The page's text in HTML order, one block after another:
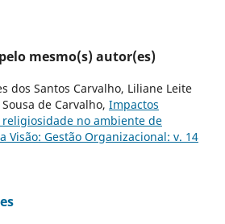
mesmo(s) autor(es)
dos Santos Carvalho, Liliane Leite
de Carvalho, Impactos
religiosidade no ambiente de
Visão: Gestão Organizacional: v. 14